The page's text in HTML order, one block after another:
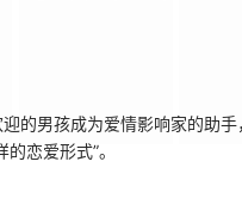
男孩成为爱情影响家的助手
恋爱形式”。